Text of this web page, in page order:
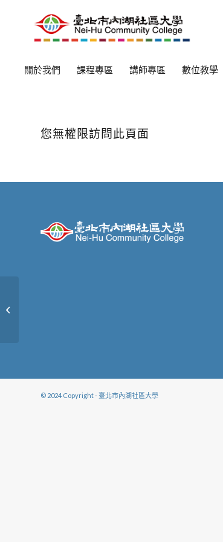
關於我們 課程專區 講師專區 數位教學
您無權限訪問此頁面
© 2024 Copyright - 臺北市內湖社區大學